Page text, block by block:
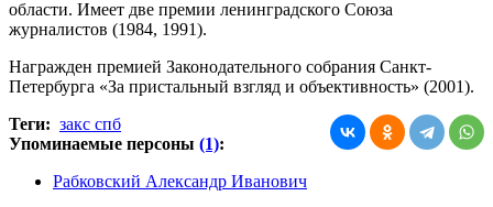
области. Имеет две премии ленинградского Союза
журналистов (1984, 1991).
Награжден премией Законодательного собрания Санкт-
Петербурга «За пристальный взгляд и объективность» (2001).
Теги: закс спб
Упоминаемые персоны (1):
Рабковский Александр Иванович